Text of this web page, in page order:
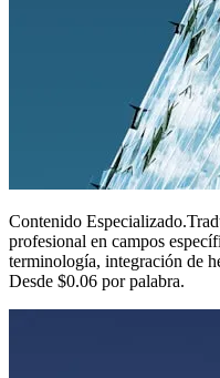
Contenido Especializado.
profesional en campos
terminología, integración de
Desde $0.06 por palabra.